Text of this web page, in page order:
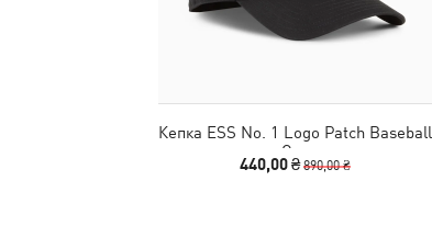
Кепка ESS No. 1 Logo Patch Baseball
Cap
440,00 ₴890,00 ₴